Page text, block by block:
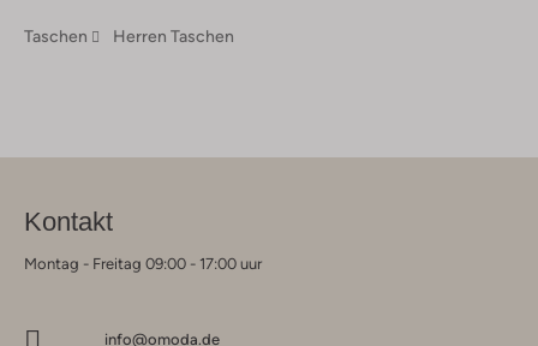
Taschen Herren Taschen
Kontakt
Montag - Freitag 09:00 - 17:00 uur
info@omoda.de